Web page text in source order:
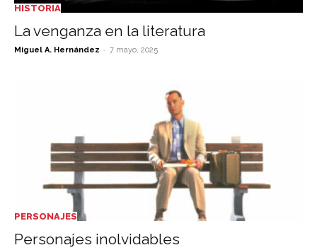
HISTORIA
La venganza en la literatura
Miguel A. Hernández - 7 mayo, 2025
PERSONAJES
Personajes inolvidables